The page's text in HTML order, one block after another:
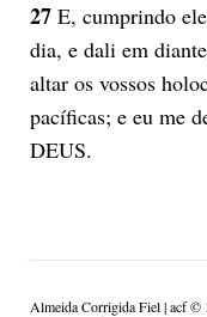
27E, cumprindo
dia, e dali em
altar os vossos
pacíficas; e eu me
DEUS.
Almeida Corrigida Fiel | acf ©️